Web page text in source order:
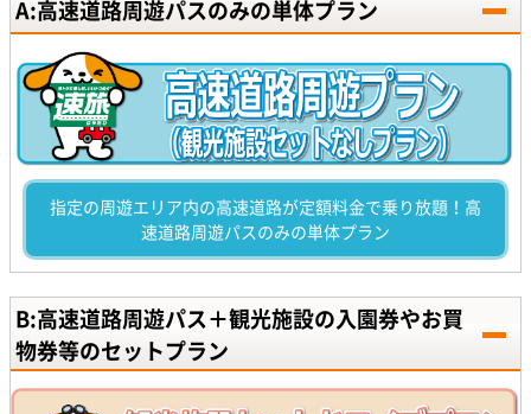
A:高速道路周遊パスのみの単体プラン
指定の周遊エリア内の高速道路が定額料金で乗り放題！高
速道路周遊パスのみの単体プラン
B:高速道路周遊パス＋観光施設の入園券やお買
物券等のセットプラン